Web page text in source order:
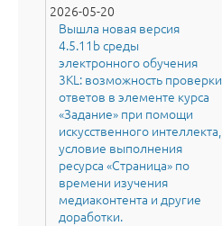
2026-05-20
Вышла новая версия
4.5.11b среды
электронного обучения
3KL: возможность проверки
ответов в элементе курса
«Задание» при помощи
искусственного интеллекта,
условие выполнения
ресурса «Страница» по
времени изучения
медиаконтента и другие
доработки.